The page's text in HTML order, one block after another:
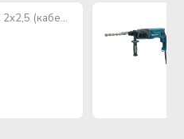
Провод ПВС 2х2,5 (кабель медный многожильный)